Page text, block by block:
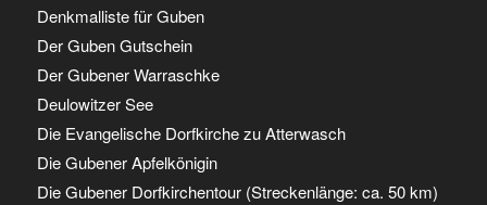
Denkmalliste für Guben
Der Guben Gutschein
Der Gubener Warraschke
Deulowitzer See
Die Evangelische Dorfkirche zu Atterwasch
Die Gubener Apfelkönigin
Die Gubener Dorfkirchentour (Streckenlänge: ca. 50 km)